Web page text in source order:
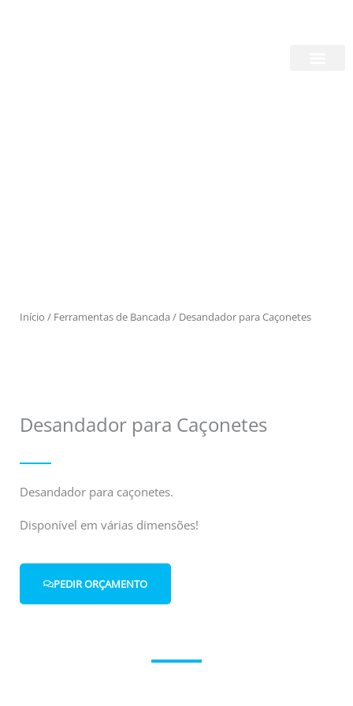
Início / Ferramentas de Bancada / Desandador para Caçonetes
Desandador para Caçonetes
Desandador para caçonetes.
Disponível em várias dimensões!
PEDIR ORÇAMENTO